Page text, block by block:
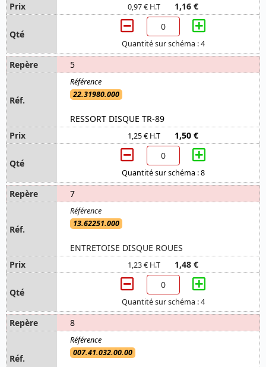
0,97 € H.T 1,16 €
Quantité sur schéma : 4
5
22.31980.000
RESSORT DISQUE TR-89
1,25 € H.T 1,50 €
Quantité sur schéma : 8
7
13.62251.000
ENTRETOISE DISQUE ROUES
1,23 € H.T 1,48 €
Quantité sur schéma : 4
8
007.41.032.00.00